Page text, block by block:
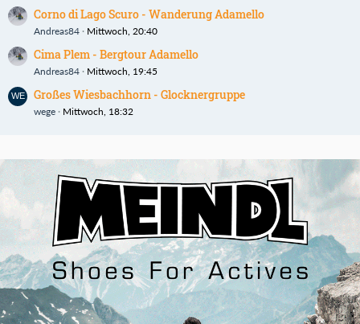
Corno di Lago Scuro - Wanderung Adamello
Andreas84 Mittwoch, 20:40
Cima Plem - Bergtour Adamello
Andreas84 Mittwoch, 19:45
Großes Wiesbachhorn - Glocknergruppe
wege Mittwoch, 18:32